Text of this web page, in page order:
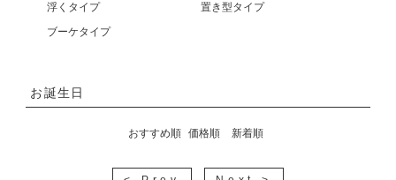
浮くタイプ
置き型タイプ
ブーケタイプ
お誕生日
おすすめ順 価格順 新着順